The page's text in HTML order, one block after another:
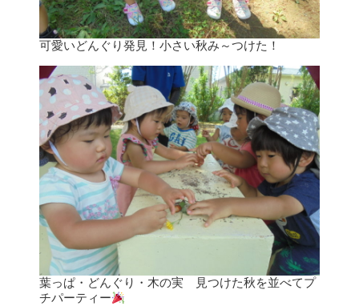
可愛いどんぐり発見！小さい秋み～つけた！
葉っぱ・どんぐり・木の実 見つけた秋を並べてプ
チパーティー